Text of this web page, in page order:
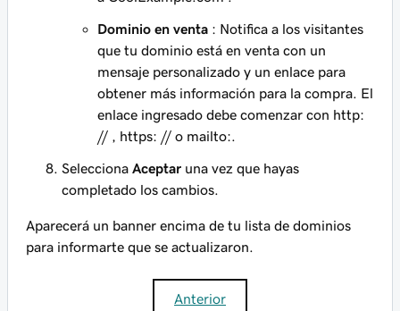
Dominio en venta : Notifica a los visitantes
que tu dominio está en venta con un
mensaje personalizado y un enlace para
obtener más información para la compra. El
enlace ingresado debe comenzar con http:
//
https: // o mailto:.
Selecciona Aceptar una vez que hayas
completado los cambios.
Aparecerá un banner encima de tu lista de dominios
para informarte que se actualizaron.
Anterior